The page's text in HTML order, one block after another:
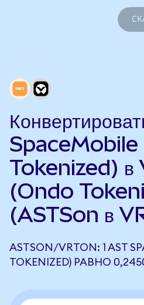
Tokenized) в
(Ondo
(ASTSon в
ASTSON/VRTON: 1 AST
TOKENIZED) РАВНО